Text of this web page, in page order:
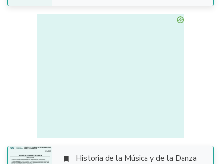
 Historia de la Música y de la Danza